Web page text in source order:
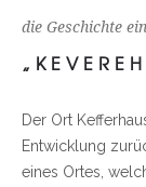
die Geschichte
Der Ort
Entwicklung
eines Ortes,